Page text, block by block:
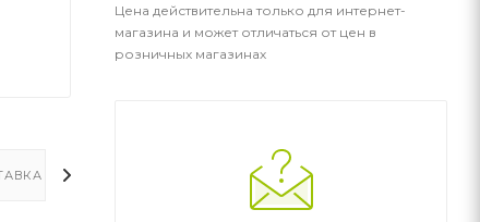
Цена действительна только для интернет-
магазина и может отличаться от цен в
розничных магазинах